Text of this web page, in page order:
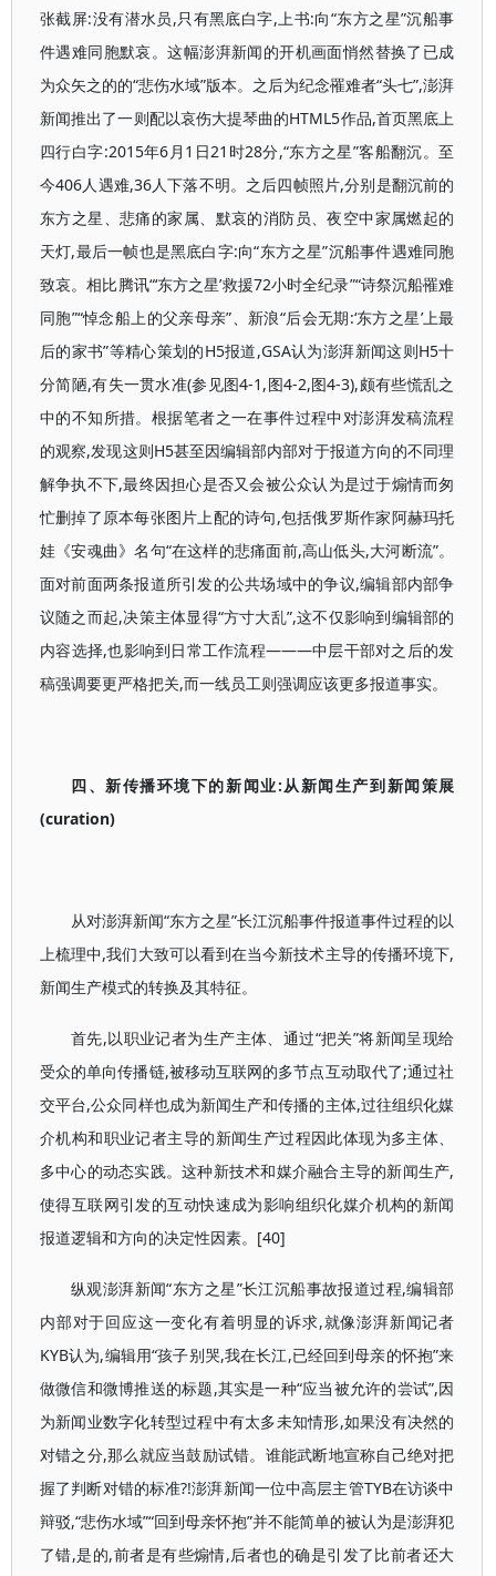
张截屏:没有潜水员,只有黑底白字,上书:向“东方之星”沉船事
件遇难同胞默哀。这幅澎湃新闻的开机画面悄然替换了已成
为众矢之的的“悲伤水域”版本。之后为纪念罹难者“头七”,澎湃
新闻推出了一则配以哀伤大提琴曲的HTML5作品,首页黑底上
四行白字:2015年6月1日21时28分,“东方之星”客船翻沉。至
今406人遇难,36人下落不明。之后四帧照片,分别是翻沉前的
东方之星、悲痛的家属、默哀的消防员、夜空中家属燃起的
天灯,最后一帧也是黑底白字:向“东方之星”沉船事件遇难同胞
致哀。相比腾讯“‘东方之星’救援72小时全纪录”“诗祭沉船罹难
同胞”“悼念船上的父亲母亲”、新浪“后会无期:‘东方之星’上最
后的家书”等精心策划的H5报道,GSA认为澎湃新闻这则H5十
分简陋,有失一贯水准(参见图4-1,图4-2,图4-3),颇有些慌乱之
中的不知所措。根据笔者之一在事件过程中对澎湃发稿流程
的观察,发现这则H5甚至因编辑部内部对于报道方向的不同理
解争执不下,最终因担心是否又会被公众认为是过于煽情而匆
忙删掉了原本每张图片上配的诗句,包括俄罗斯作家阿赫玛托
娃《安魂曲》名句“在这样的悲痛面前,高山低头,大河断流”。
面对前面两条报道所引发的公共场域中的争议,编辑部内部争
议随之而起,决策主体显得“方寸大乱”,这不仅影响到编辑部的
内容选择,也影响到日常工作流程———中层干部对之后的发
稿强调要更严格把关,而一线员工则强调应该更多报道事实。
四、新传播环境下的新闻业:从新闻生产到新闻策展
(curation)
从对澎湃新闻“东方之星”长江沉船事件报道事件过程的以
上梳理中,我们大致可以看到在当今新技术主导的传播环境下,
新闻生产模式的转换及其特征。
首先,以职业记者为生产主体、通过“把关”将新闻呈现给
受众的单向传播链,被移动互联网的多节点互动取代了;通过社
交平台,公众同样也成为新闻生产和传播的主体,过往组织化媒
介机构和职业记者主导的新闻生产过程因此体现为多主体、
多中心的动态实践。这种新技术和媒介融合主导的新闻生产,
使得互联网引发的互动快速成为影响组织化媒介机构的新闻
报道逻辑和方向的决定性因素。[40]
纵观澎湃新闻“东方之星”长江沉船事故报道过程,编辑部
内部对于回应这一变化有着明显的诉求,就像澎湃新闻记者
KYB认为,编辑用“孩子别哭,我在长江,已经回到母亲的怀抱”来
做微信和微博推送的标题,其实是一种“应当被允许的尝试”,因
为新闻业数字化转型过程中有太多未知情形,如果没有决然的
对错之分,那么就应当鼓励试错。谁能武断地宣称自己绝对把
握了判断对错的标准?!澎湃新闻一位中高层主管TYB在访谈中
辩驳,“悲伤水域”“回到母亲怀抱”并不能简单的被认为是澎湃犯
了错,是的,前者是有些煽情,后者也的确是引发了比前者还大